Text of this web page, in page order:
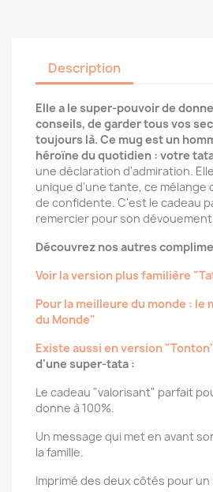
Description
Elle a le super-pouvoir de
conseils, de garder tous vos
toujours là. Ce mug est un
héroïne du quotidien : votre
une déclaration d'admiration.
unique d'une tante, ce
de confidente. C'est le cadeau
remercier pour son
Découvrez nos autres
Voir la version plus familière
Pour la meilleure du monde : le
du Monde"
Existe aussi en version
d'une super-tata :
Le cadeau "valorisant" parfait
donne à 100%.
Un message qui met en avant
la famille.
Imprimé des deux côtés pour un